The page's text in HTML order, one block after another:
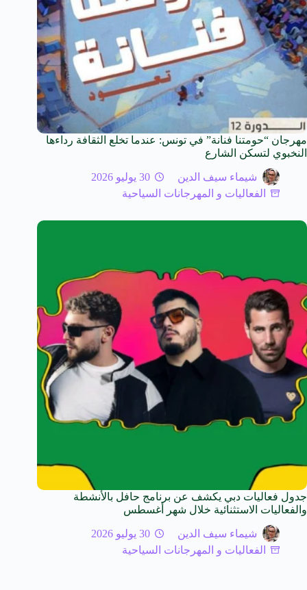
مهرجان “حومتنا فنانة” في تونس: عندما تخلع الثقافة رداءها
النخبوي لتسكن الشارع
شيماء سيف الدين
30 يوليو 2026
الفعاليات و المهرجانات السياحية
جدول فعاليات دبي يكشف عن برنامج حافل بالأنشطة
والفعاليات الاستثنائية خلال شهر أغسطس
شيماء سيف الدين
30 يوليو 2026
الفعاليات و المهرجانات السياحية